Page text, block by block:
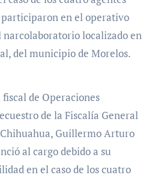
participaron en el operativo
localizado en
del municipio de Morelos.
fiscal de Operaciones
de la Fiscalía General
Chihuahua, Guillermo Arturo
al cargo debido a su
en el caso de los cuatro